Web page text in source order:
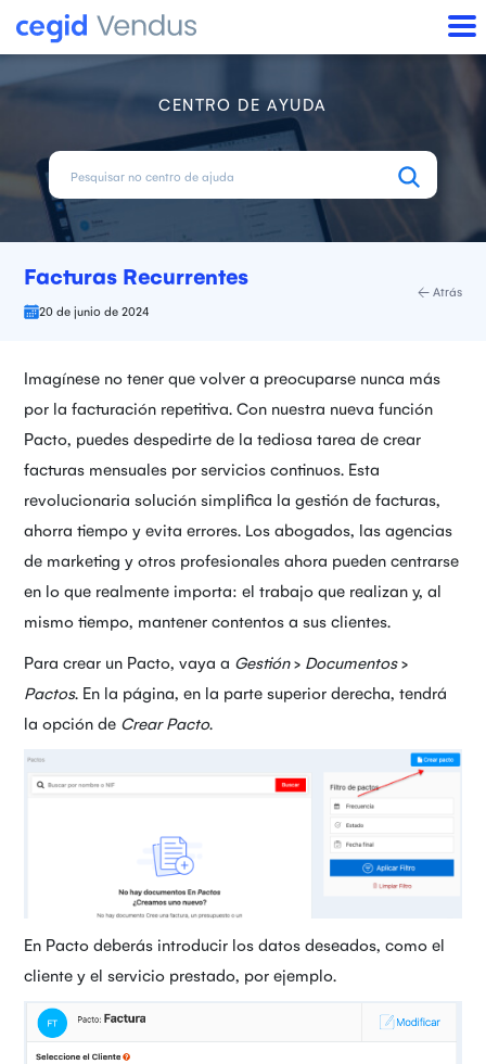
CENTRO DE AYUDA
Facturas Recurrentes
20 de junio de 2024
Atrás
Imagínese no tener que volver a preocuparse nunca más
por la facturación repetitiva. Con nuestra nueva función
Pacto, puedes despedirte de la tediosa tarea de crear
facturas mensuales por servicios continuos. Esta
revolucionaria solución simplifica la gestión de facturas,
ahorra tiempo y evita errores. Los abogados, las agencias
de marketing y otros profesionales ahora pueden centrarse
en lo que realmente importa: el trabajo que realizan y, al
mismo tiempo, mantener contentos a sus clientes.
Para crear un Pacto, vaya a Gestión> Documentos>
Pactos. En la página, en la parte superior derecha, tendrá
la opción de Crear Pacto.
En Pacto deberás introducir los datos deseados, como el
cliente y el servicio prestado, por ejemplo.